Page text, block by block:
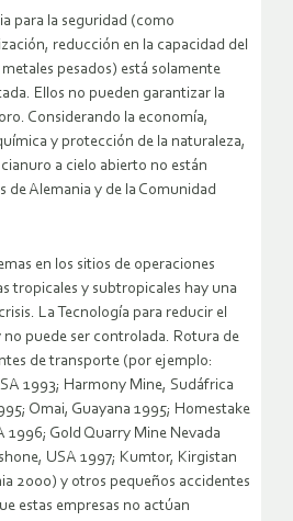
para la seguridad (como
reducción en la capacidad del
pesados) está solamente
Ellos no pueden garantizar la
Considerando la economía,
y protección de la naturaleza,
a cielo abierto no están
de Alemania y de la Comunidad
en los sitios de operaciones
tropicales y subtropicales hay una
La Tecnología para reducir el
no puede ser controlada. Rotura de
de transporte (por ejemplo:
1993; Harmony Mine, Sudáfrica
Omai, Guayana 1995; Homestake
1996; Gold Quarry Mine Nevada
USA 1997; Kumtor, Kirgistan
2000) y otros pequeños accidentes
estas empresas no actúan